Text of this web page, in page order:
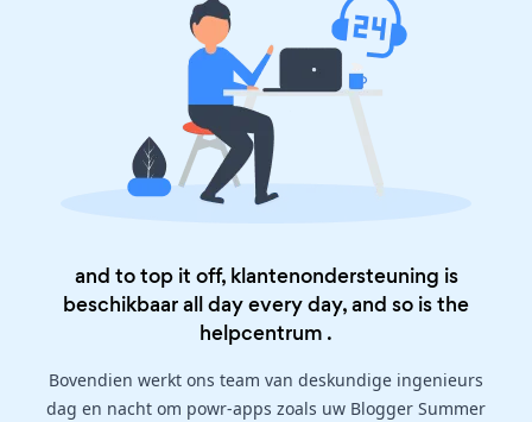
and to top it off, klantenondersteuning is
beschikbaar all day every day, and so is the
helpcentrum .
Bovendien werkt ons team van deskundige ingenieurs
dag en nacht om powr-apps zoals uw Blogger Summer